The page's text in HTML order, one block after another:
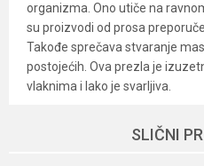
organizma. Ono utiče na
su proizvodi od prosa
Takođe sprečava stvaranje
postojećih. Ova prezla je
vlaknima i lako je svarljiva.
SLIČNI